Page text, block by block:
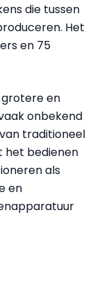
die tussen
Het
en 75
en
onbekend
traditioneel
het bedienen
als
en